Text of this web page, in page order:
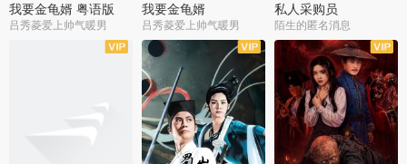
我要金龟婿 粤语版
吕秀菱爱上帅气暖男
我要金龟婿
吕秀菱爱上帅气暖男
私人采购员
陌生的匿名消息